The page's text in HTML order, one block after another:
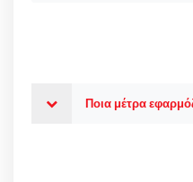
Ποια μέτρα